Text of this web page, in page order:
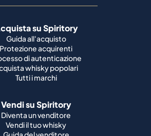
di autenticazione
Tutti i marchi
Vendi su Spiritory
Diventa un venditore
Vendi il tuo whisky
Guida del venditore
della bottiglia
marchi di whisky